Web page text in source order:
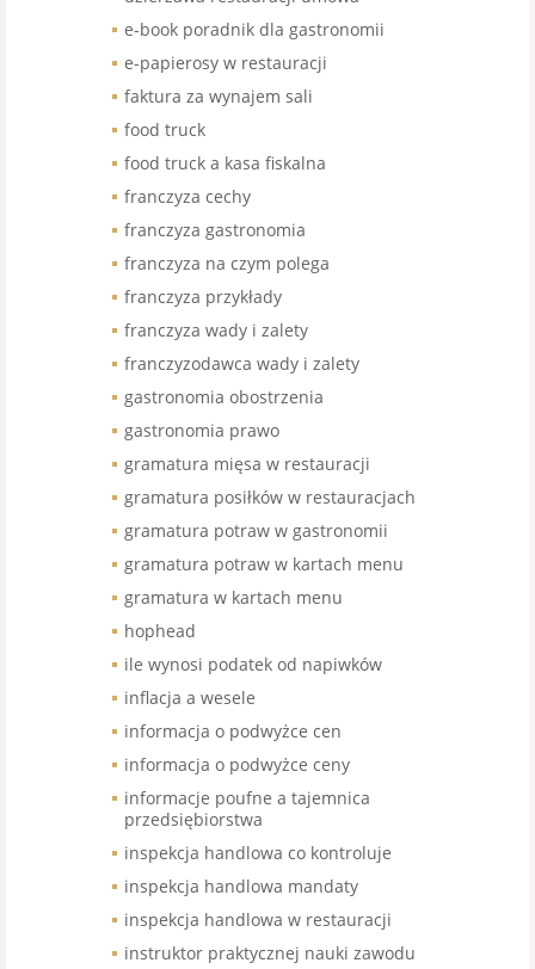
e-book poradnik dla gastronomii
e-papierosy w restauracji
faktura za wynajem sali
food truck
food truck a kasa fiskalna
franczyza cechy
franczyza gastronomia
franczyza na czym polega
franczyza przykłady
franczyza wady i zalety
franczyzodawca wady i zalety
gastronomia obostrzenia
gastronomia prawo
gramatura mięsa w restauracji
gramatura posiłków w restauracjach
gramatura potraw w gastronomii
gramatura potraw w kartach menu
gramatura w kartach menu
hophead
ile wynosi podatek od napiwków
inflacja a wesele
informacja o podwyżce cen
informacja o podwyżce ceny
informacje poufne a tajemnica
przedsiębiorstwa
inspekcja handlowa co kontroluje
inspekcja handlowa mandaty
inspekcja handlowa w restauracji
instruktor praktycznej nauki zawodu